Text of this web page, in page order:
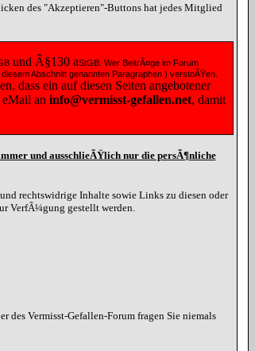
des "Akzeptieren"-Buttons hat jedes Mitglied
und Â§130 aStGB. Wer BeitrÃ¤ge im Forum
Abschnitt genannten Paragraphen ) verstoÃŸen.
dass ein auf diesen Seiten angebotener
eMail an info@vermisst-gefallen.net, damit
und ausschlieÃŸlich nur die persÃ¶nliche
rechtswidrige Inhalte sowie Links zu diesen oder
VerfÃ¼gung gestellt werden.
Vermisst-Gefallen-Forum fragen Sie niemals